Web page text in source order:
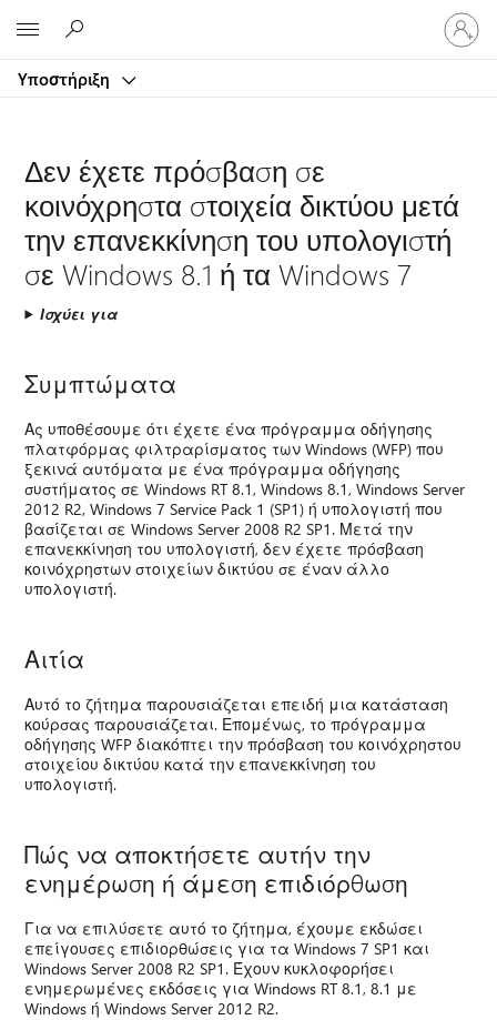
Υποστήριξη
Είσοδος
στον
Δεν έχετε πρόσβαση σε
κοινόχρηστα στοιχεία δικτύου μετά
την επανεκκίνηση του υπολογιστή
σε Windows 8.1 ή τα Windows 7
Ισχύει για
Συμπτώματα
Ας υποθέσουμε ότι έχετε ένα πρόγραμμα οδήγησης
πλατφόρμας φιλτραρίσματος των Windows (WFP) που
ξεκινά αυτόματα με ένα πρόγραμμα οδήγησης
συστήματος σε Windows RT 8.1, Windows 8.1, Windows Server
2012 R2, Windows 7 Service Pack 1 (SP1) ή υπολογιστή που
βασίζεται σε Windows Server 2008 R2 SP1. Μετά την
επανεκκίνηση του υπολογιστή, δεν έχετε πρόσβαση
κοινόχρηστων στοιχείων δικτύου σε έναν άλλο
υπολογιστή.
Αιτία
Αυτό το ζήτημα παρουσιάζεται επειδή μια κατάσταση
κούρσας παρουσιάζεται. Επομένως, το πρόγραμμα
οδήγησης WFP διακόπτει την πρόσβαση του κοινόχρηστου
στοιχείου δικτύου κατά την επανεκκίνηση του
υπολογιστή.
Πώς να αποκτήσετε αυτήν την
ενημέρωση ή άμεση επιδιόρθωση
Για να επιλύσετε αυτό το ζήτημα, έχουμε εκδώσει
επείγουσες επιδιορθώσεις για τα Windows 7 SP1 και
Windows Server 2008 R2 SP1. Έχουν κυκλοφορήσει
ενημερωμένες εκδόσεις για Windows RT 8.1, 8.1 με
Windows ή Windows Server 2012 R2.